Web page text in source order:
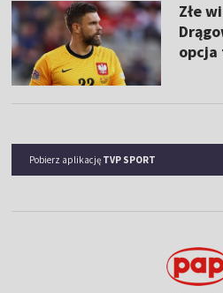
Złe
opcja
Pobierz aplikację TVP SPORT